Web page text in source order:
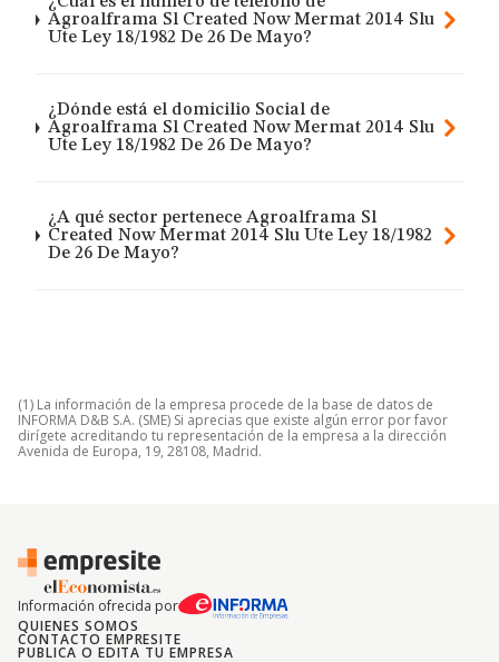
Agroalframa Sl Created Now Mermat 2014 Slu
Ute Ley 18/1982 De 26 De Mayo?
¿Dónde está el domicilio Social de
Agroalframa Sl Created Now Mermat 2014 Slu
Ute Ley 18/1982 De 26 De Mayo?
¿A qué sector pertenece Agroalframa Sl
Created Now Mermat 2014 Slu Ute Ley 18/1982
De 26 De Mayo?
(1) La información de la empresa procede de la base de datos de
INFORMA D&B S.A. (SME) Si aprecias que existe algún error por favor
dirígete acreditando tu representación de la empresa a la dirección
Avenida de Europa, 19, 28108, Madrid.
Información ofrecida por
QUIENES SOMOS
CONTACTO EMPRESITE
PUBLICA O EDITA TU EMPRESA